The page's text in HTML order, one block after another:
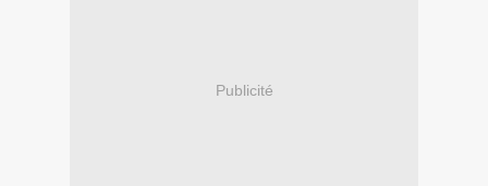
Publicité